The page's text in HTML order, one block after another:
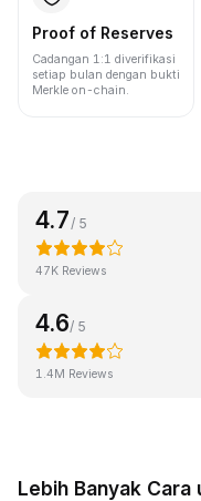
Proof of Reserves
Cadangan 1:1 diverifikasi
setiap bulan dengan bukti
Merkle on-chain.
4.7 / 5
47K Reviews
4.6/ 5
1.4M Reviews
Lebih Banyak Cara